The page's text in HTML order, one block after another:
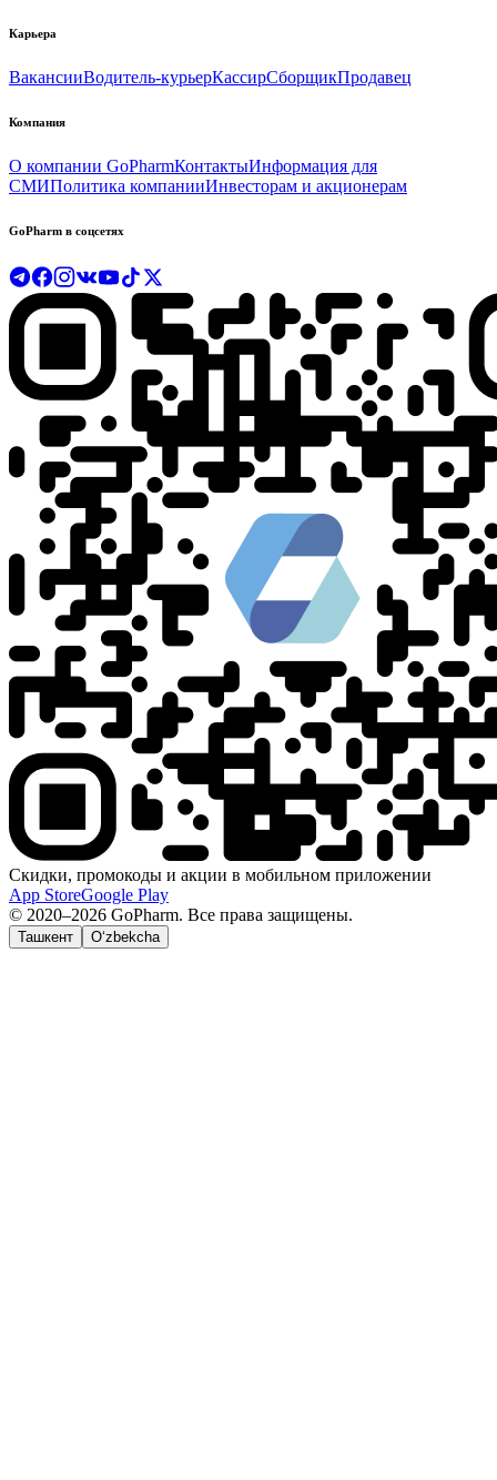
Карьера
ВакансииВодитель-курьерКассирСборщикПродавец
Компания
О компании GoPharmКонтактыИнформация для
СМИПолитика компанииИнвесторам и акционерам
GoPharm в соцсетях
Скидки, промокоды и акции в мобильном приложении
App StoreGoogle Play
© 2020–2026 GoPharm. Все права защищены.
Ташкент O‘zbekcha